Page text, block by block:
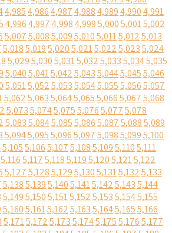
4,9854,9864,9874,9884,9894,9904,991
4,9964,9974,9984,9995,0005,0015,002
5,0075,0085,0095,0105,0115,0125,013
5,0185,0195,0205,0215,0225,0235,024
5,0295,0305,0315,0325,0335,0345,035
5,0405,0415,0425,0435,0445,0455,046
5,0515,0525,0535,0545,0555,0565,057
5,0625,0635,0645,0655,0665,0675,068
5,0735,0745,0755,0765,0775,078
5,0835,0845,0855,0865,0875,0885,089
5,0945,0955,0965,0975,0985,0995,100
5,1055,1065,1075,1085,1095,1105,111
5,1165,1175,1185,1195,1205,1215,122
5,1275,1285,1295,1305,1315,1325,133
5,1385,1395,1405,1415,1425,1435,144
5,1495,1505,1515,1525,1535,1545,155
5,1605,1615,1625,1635,1645,1655,166
5,1715,1725,1735,1745,1755,1765,177